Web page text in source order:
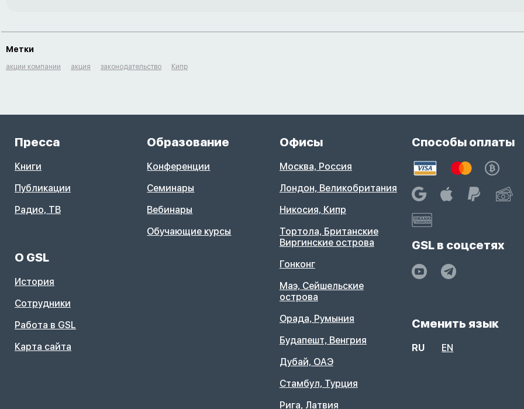
Метки
акции компании акция законодательство Кипр
О GSL
История
Сотрудники
Работа в GSL
Карта сайта
Пресса
Книги
Публикации
Радио, ТВ
Образование
Конференции
Семинары
Вебинары
Обучающие курсы
Офисы
Москва, Россия
Лондон, Великобритания
Никосия, Кипр
Тортола, Британские
Виргинские острова
Гонконг
Маэ, Сейшельские
острова
Орада, Румыния
Будапешт, Венгрия
Дубай, ОАЭ
Стамбул, Турция
Рига, Латвия
Способы оплаты
GSL в соцсетях
Сменить язык
RU EN